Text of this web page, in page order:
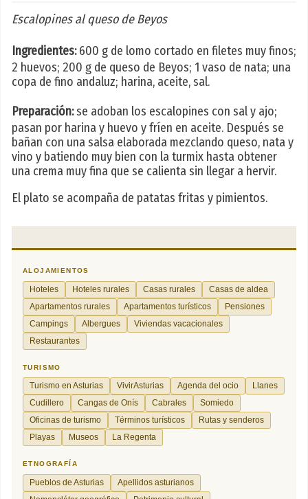
Escalopines al queso de Beyos
Ingredientes:600 g de lomo cortado en filetes muy finos;
2 huevos; 200 g de queso de Beyos; 1 vaso de nata; una
copa de fino andaluz; harina, aceite, sal.
Preparación:se adoban los escalopines con sal y ajo;
pasan por harina y huevo y fríen en aceite. Después se
bañan con una salsa elaborada mezclando queso, nata y
vino y batiendo muy bien con la turmix hasta obtener
una crema muy fina que se calienta sin llegar a hervir.
El plato se acompaña de patatas fritas y pimientos.